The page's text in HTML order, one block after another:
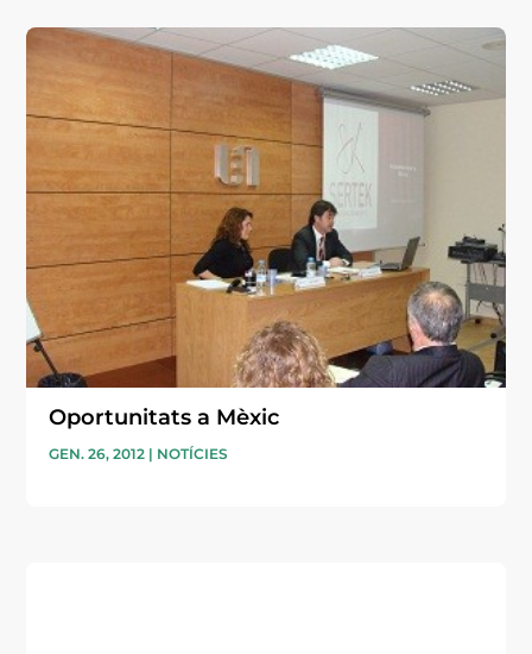
Oportunitats a Mèxic
GEN. 26, 2012 | NOTÍCIES